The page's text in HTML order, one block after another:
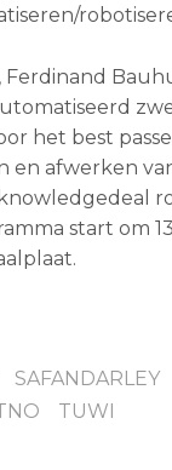
het best
en afwerken
start om
SAFANDARLEY
TUWI